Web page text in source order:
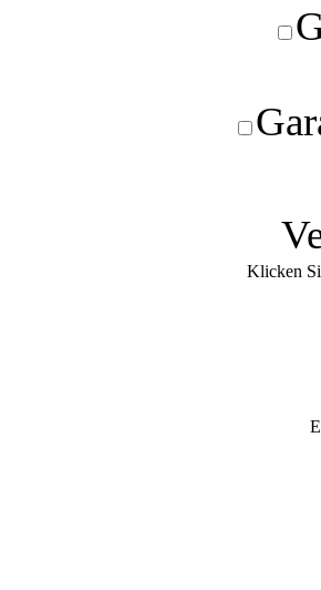
Klicken